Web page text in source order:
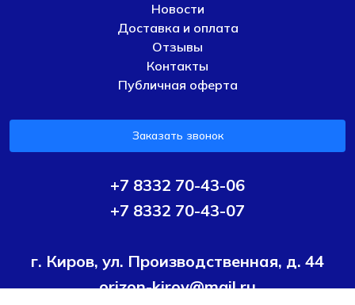
Новости
Доставка и оплата
Отзывы
Контакты
Публичная оферта
Заказать звонок
+7 8332 70-43-06
+7 8332 70-43-07
г. Киров, ул. Производственная, д. 44
orizon-kirov@mail.ru